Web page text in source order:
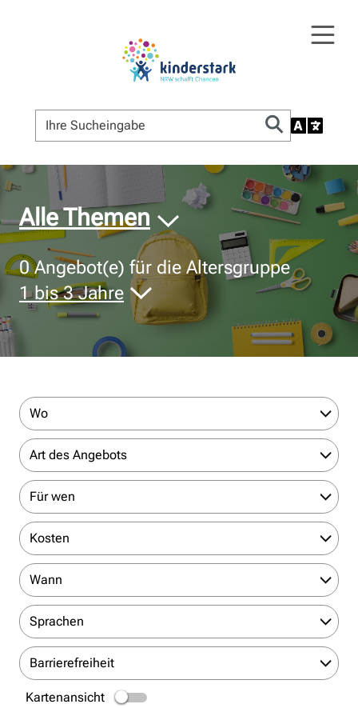
© Bildnachweis
Alle Themen
0Angebot(e) für die Altersgruppe
1 bis 3 Jahre
Wo
Art des Angebots
Für wen
Kosten
Wann
Sprachen
Barrierefreiheit
Kartenansicht